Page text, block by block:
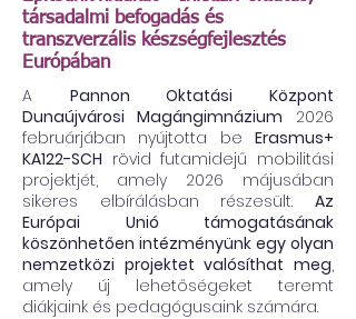
társadalmi befogadás és
transzverzális készségfejlesztés
Európában
A Pannon Oktatási Központ
Dunaújvárosi Magángimnázium 2026
februárjában nyújtotta be Erasmus+
KA122-SCH rövid futamidejű mobilitási
projektjét, amely 2026 májusában
sikeres elbírálásban részesült. Az
Európai Unió támogatásának
köszönhetően intézményünk egy olyan
nemzetközi projektet valósíthat meg,
amely új lehetőségeket teremt
diákjaink és pedagógusaink számára.